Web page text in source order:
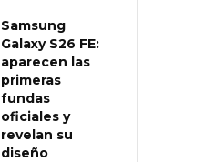
Samsung
Galaxy S26 FE:
aparecen las
primeras
fundas
oficiales y
revelan su
diseño